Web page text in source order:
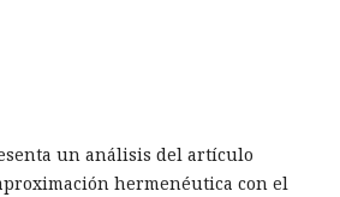
un análisis del artículo
hermenéutica con el